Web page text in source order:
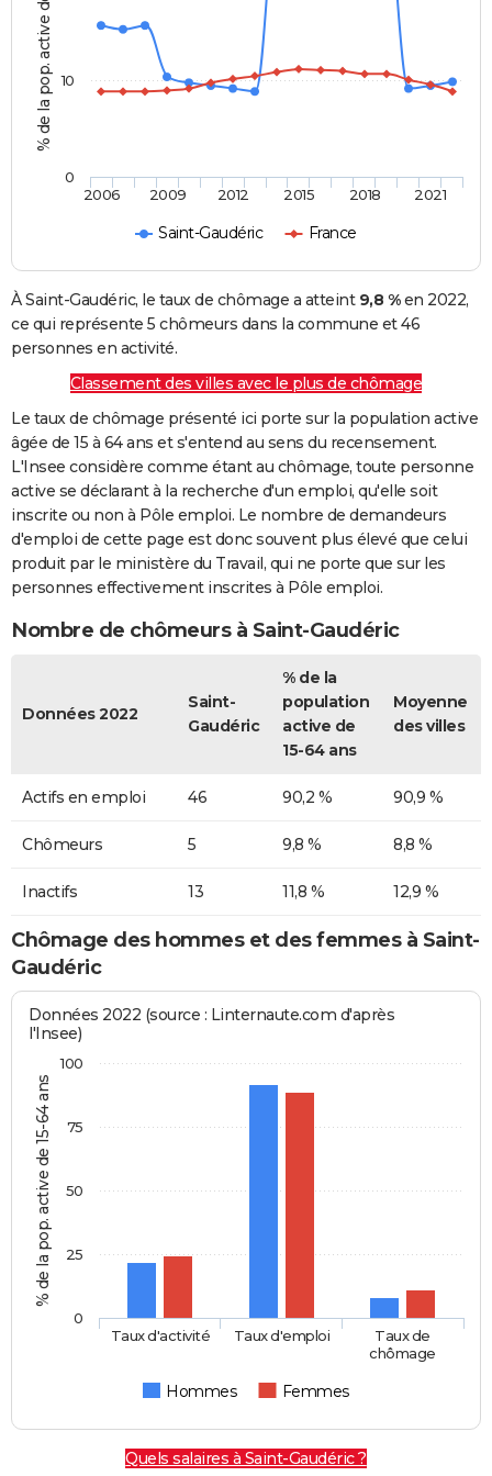
Saint-Gaudéric France
2006 2009 2012 2015 2018 2021
0
10
À Saint-Gaudéric, le taux de chômage a atteint 9,8 %en 2022,
ce qui représente 5 chômeurs dans la commune et 46
personnes en activité.
Classement des villes avec le plus de chômage
Le taux de chômage présenté ici porte sur la population active
âgée de 15 à 64 ans et s'entend au sens du recensement.
L'Insee considère comme étant au chômage, toute personne
active se déclarant à la recherche d'un emploi, qu'elle soit
inscrite ou non à Pôle emploi. Le nombre de demandeurs
d'emploi de cette page est donc souvent plus élevé que celui
produit par le ministère du Travail, qui ne porte que sur les
personnes effectivement inscrites à Pôle emploi.
Nombre de chômeurs à Saint-Gaudéric
Données 2022
Saint-
Gaudéric
% de la
population
active de
15-64 ans
Moyenne
des villes
Actifs en emploi 46 90,2 % 90,9 %
Chômeurs 5 9,8 % 8,8 %
Inactifs 13 11,8 % 12,9 %
Chômage des hommes et des femmes à Saint-
Gaudéric
% de la pop. active de 15-64 ans
Données 2022 (source : Linternaute.com d'après
l'Insee)
Hommes Femmes
Taux d'activité Taux d'emploi
Taux de
chômage
0
25
50
75
100
Quels salaires à Saint-Gaudéric ?